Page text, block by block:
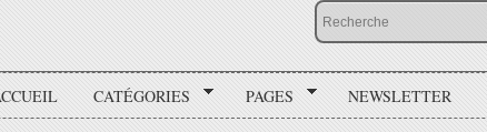
CATÉGORIES PAGES NEWSLETTER